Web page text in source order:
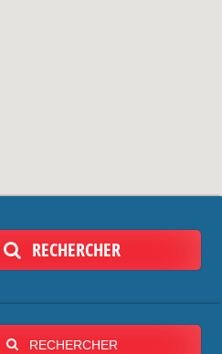
RECHERCHER
RECHERCHER